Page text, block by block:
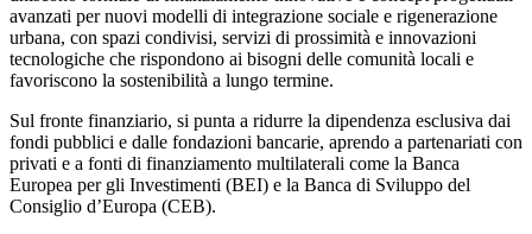
avanzati per nuovi modelli di integrazione sociale e rigenerazione
urbana, con spazi condivisi, servizi di prossimità e innovazioni
tecnologiche che rispondono ai bisogni delle comunità locali e
favoriscono la sostenibilità a lungo termine.
Sul fronte finanziario, si punta a ridurre la dipendenza esclusiva dai
fondi pubblici e dalle fondazioni bancarie, aprendo a partenariati con
privati e a fonti di finanziamento multilaterali come la Banca
Europea per gli Investimenti (BEI) e la Banca di Sviluppo del
Consiglio d’Europa (CEB).